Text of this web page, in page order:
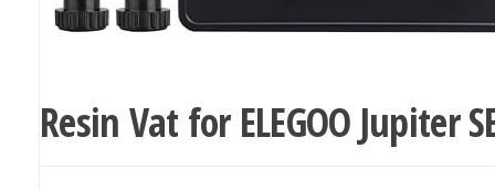
Resin Vat for ELEGOO Jupiter